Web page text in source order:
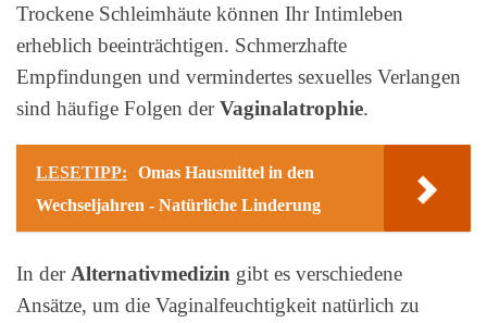
Trockene Schleimhäute können Ihr Intimleben
erheblich beeinträchtigen. Schmerzhafte
Empfindungen und vermindertes sexuelles Verlangen
sind häufige Folgen derVaginalatrophie.
LESETIPP:
Omas Hausmittel in den
Wechseljahren - Natürliche Linderung
In der Alternativmedizin gibt es verschiedene
Ansätze, um die Vaginalfeuchtigkeit natürlich zu